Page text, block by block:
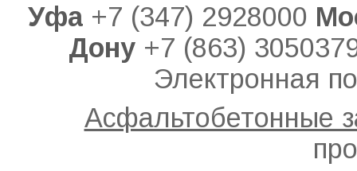
Уфа +7 (347) 2928000
Дону +7 (863)
Электронная
Асфальтобетонные